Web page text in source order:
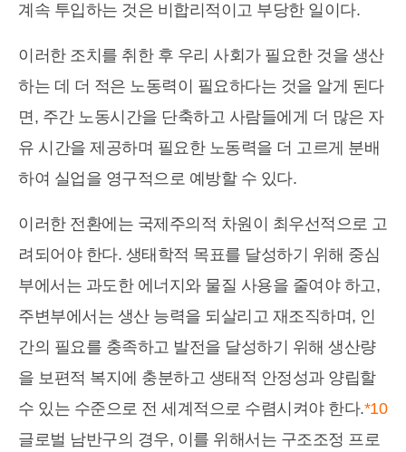
계속 투입하는 것은 비합리적이고 부당한 일이다.
이러한 조치를 취한 후 우리 사회가 필요한 것을 생산
하는 데 더 적은 노동력이 필요하다는 것을 알게 된다
면, 주간 노동시간을 단축하고 사람들에게 더 많은 자
유 시간을 제공하며 필요한 노동력을 더 고르게 분배
하여 실업을 영구적으로 예방할 수 있다.
이러한 전환에는 국제주의적 차원이 최우선적으로 고
려되어야 한다. 생태학적 목표를 달성하기 위해 중심
부에서는 과도한 에너지와 물질 사용을 줄여야 하고,
주변부에서는 생산 능력을 되살리고 재조직하며, 인
간의 필요를 충족하고 발전을 달성하기 위해 생산량
을 보편적 복지에 충분하고 생태적 안정성과 양립할
수 있는 수준으로 전 세계적으로 수렴시켜야 한다.*10
글로벌 남반구의 경우, 이를 위해서는 구조조정 프로